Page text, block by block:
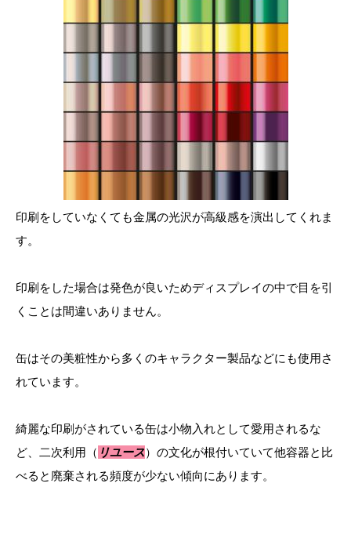
印刷をしていなくても金属の光沢が高級感を演出してくれま
す。
印刷をした場合は発色が良いためディスプレイの中で目を引
くことは間違いありません。
缶はその美粧性から多くのキャラクター製品などにも使用さ
れています。
綺麗な印刷がされている缶は小物入れとして愛用されるな
ど、二次利用（ リユース）の文化が根付いていて他容器と比
べると廃棄される頻度が少ない傾向にあります。